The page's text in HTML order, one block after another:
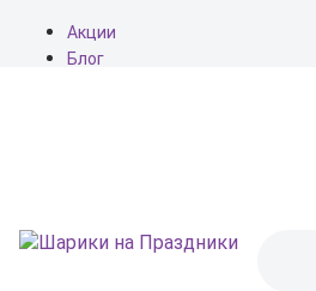
Акции
Блог